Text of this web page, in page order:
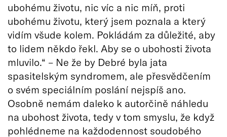
ubohému životu, nic víc a nic míň, proti
ubohému životu, který jsem poznala a který
vidím všude kolem. Pokládám za důležité, aby
to lidem někdo řekl. Aby se o ubohosti života
mluvilo.“ – Ne že by Debré byla jata
spasitelským syndromem, ale přesvědčením
o svém speciálním poslání nejspíš ano.
Osobně nemám daleko k autorčině náhledu
na ubohost života, tedy v tom smyslu, že když
pohlédneme na každodennost soudobého